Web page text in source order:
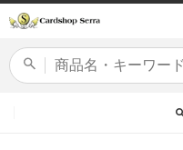
ンツに
商品コード
カードセット